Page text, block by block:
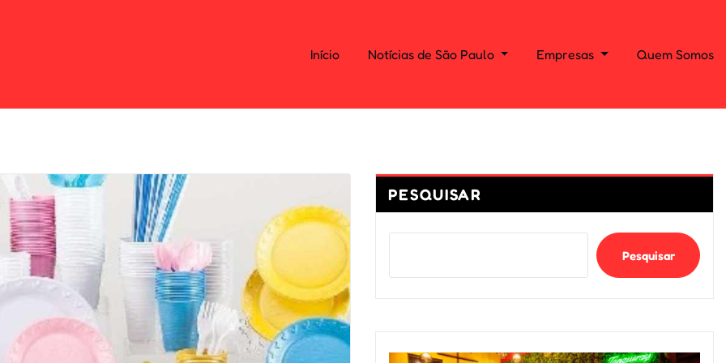
Início Notícias de São Paulo Empresas Quem Somos
PESQUISAR
Pesquisar